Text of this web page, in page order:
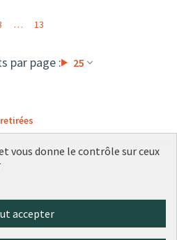
par page : 25
… 13
vous donne le contrôle sur ceux
accepter